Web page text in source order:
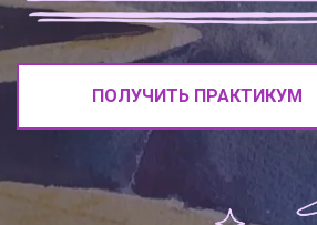
ПОЛУЧИТЬ ПРАКТИКУМ